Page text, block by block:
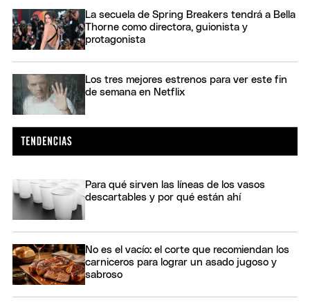
La secuela de Spring Breakers tendrá a Bella
Thorne como directora, guionista y
protagonista
Los tres mejores estrenos para ver este fin
de semana en Netflix
Para qué sirven las líneas de los vasos
descartables y por qué están ahí
No es el vacío: el corte que recomiendan los
carniceros para lograr un asado jugoso y
sabroso